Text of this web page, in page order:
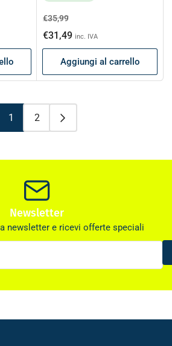
Prezzo
di
listino
€35,99Prezzo
scontato
€31,49 inc. IVA
Aggiungi al carrello
1 2
Newsletter
newsletter e ricevi offerte speciali